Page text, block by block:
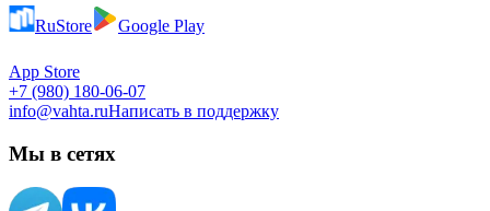
RuStore Google Play
App Store
+7 (980) 180-06-07
info@vahta.ruНаписать в поддержку
Мы в сетях